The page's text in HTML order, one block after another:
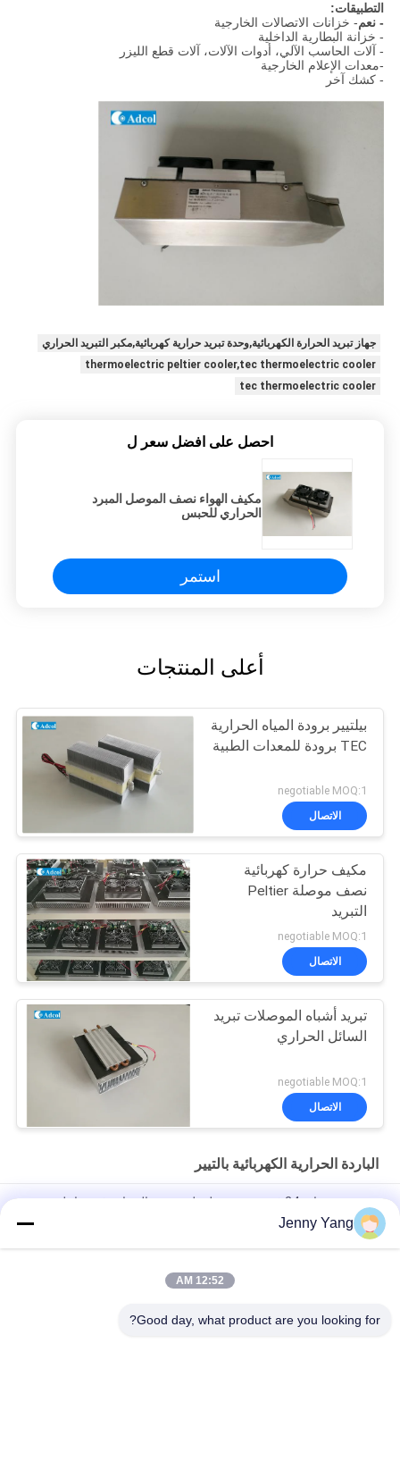
التطبيقات:
- نعم- خزانات الاتصالات الخارجية
- خزانة البطارية الداخلية
- آلات الحاسب الآلي، أدوات الآلات، آلات قطع الليزر
-معدات الإعلام الخارجية
- كشك آخر
جهاز تبريد الحرارة الكهربائية,وحدة تبريد حرارية كهربائية,مكبر التبريد الحراري
thermoelectric peltier cooler,tec thermoelectric cooler
tec thermoelectric cooler
احصل على افضل سعر ل
مكيف الهواء نصف الموصل المبرد
الحراري للحبس
استمر
أعلى المنتجات
بيلتيير برودة المياه الحرارية
TEC برودة للمعدات الطبية
negotiable MOQ:1
الاتصال
مكيف حرارة كهربائية
نصف موصلة Peltier
التبريد
negotiable MOQ:1
الاتصال
تبريد أشباه الموصلات تبريد
السائل الحراري
negotiable MOQ:1
الاتصال
الباردة الحرارية الكهربائية بالتيير
وحدة تبريد ذات 24 فتحة مصممة لتنظيم درجة الحرارة في تفاعل
سلسلة البوليمراز
وحدة تبريد ذات 4 ثقوب مصممة لتنظيم درجة الحرارة في تفاعل سلسلة
Jenny Yang
12:52 AM
Good day, what product are you looking for?